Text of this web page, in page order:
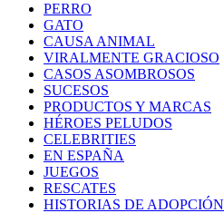
PERRO
GATO
CAUSA ANIMAL
VIRALMENTE GRACIOSO
CASOS ASOMBROSOS
SUCESOS
PRODUCTOS Y MARCAS
HÉROES PELUDOS
CELEBRITIES
EN ESPAÑA
JUEGOS
RESCATES
HISTORIAS DE ADOPCIÓN